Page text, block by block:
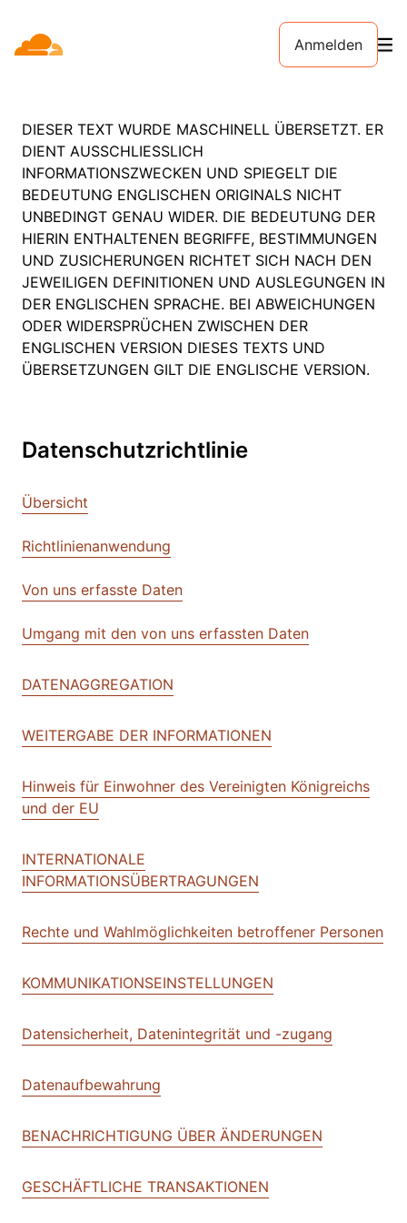
Anmelden
DIESER TEXT WURDE MASCHINELL ÜBERSETZT. ER
DIENT AUSSCHLIESSLICH
INFORMATIONSZWECKEN UND SPIEGELT DIE
BEDEUTUNG ENGLISCHEN ORIGINALS NICHT
UNBEDINGT GENAU WIDER. DIE BEDEUTUNG DER
HIERIN ENTHALTENEN BEGRIFFE, BESTIMMUNGEN
UND ZUSICHERUNGEN RICHTET SICH NACH DEN
JEWEILIGEN DEFINITIONEN UND AUSLEGUNGEN IN
DER ENGLISCHEN SPRACHE. BEI ABWEICHUNGEN
ODER WIDERSPRÜCHEN ZWISCHEN DER
ENGLISCHEN VERSION DIESES TEXTS UND
ÜBERSETZUNGEN GILT DIE ENGLISCHE VERSION.
Datenschutzrichtlinie
Übersicht
Richtlinienanwendung
Von uns erfasste Daten
Umgang mit den von uns erfassten Daten
DATENAGGREGATION
WEITERGABE DER INFORMATIONEN
Hinweis für Einwohner des Vereinigten Königreichs
und der EU
INTERNATIONALE
INFORMATIONSÜBERTRAGUNGEN
Rechte und Wahlmöglichkeiten betroffener Personen
KOMMUNIKATIONSEINSTELLUNGEN
Datensicherheit, Datenintegrität und -zugang
Datenaufbewahrung
BENACHRICHTIGUNG ÜBER ÄNDERUNGEN
GESCHÄFTLICHE TRANSAKTIONEN